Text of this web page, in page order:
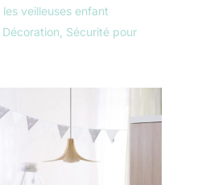
veilleuses enfant
Décoration Sécurité pour